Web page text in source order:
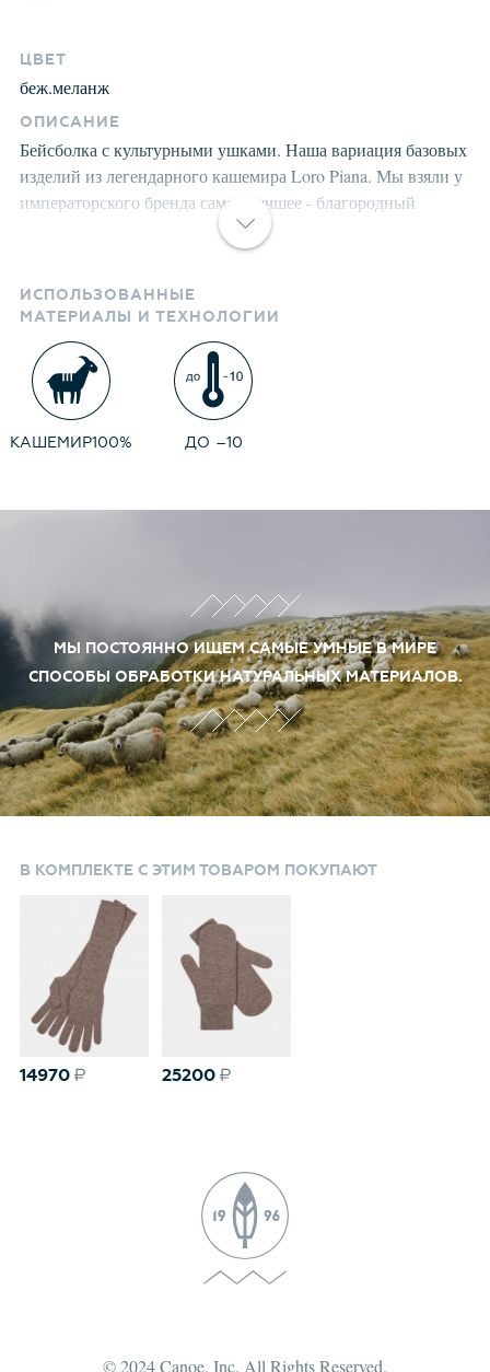
ЦВЕТ
беж.меланж
ОПИСАНИЕ
Бейсболка с культурными ушками. Наша вариация базовых
изделий из легендарного кашемира Loro Piana. Мы взяли у
императорского бренда самое лучшее - благородный
кашемир. Остальное - маниакальный уровень качества
производства, нежной стирки и великолепную посадку,
предварительной обработки приобретает лёгкость,
продуваемой. Изделия долго сохраняют заданную форму.
Носите долго и с удовольствием. Произведены в России
под контролем и по стандартам качества - Canoe.
ИСПОЛЬЗОВАННЫЕ
МАТЕРИАЛЫ И ТЕХНОЛОГИИ
КАШЕМИР100% ДО –10
МЫ ПОСТОЯННО ИЩЕМ САМЫЕ УМНЫЕ В МИРЕ
СПОСОБЫ ОБРАБОТКИ НАТУРАЛЬНЫХ МАТЕРИАЛОВ.
В КОМПЛЕКТЕ С ЭТИМ ТОВАРОМ ПОКУПАЮТ
14970 25200
© 2024 Canoe, Inc. All Rights Reserved.